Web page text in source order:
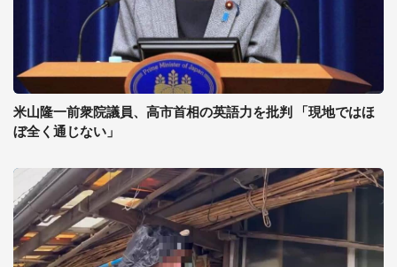
米山隆一前衆院議員、高市首相の英語力を批判 「現地ではほ
ぼ全く通じない」